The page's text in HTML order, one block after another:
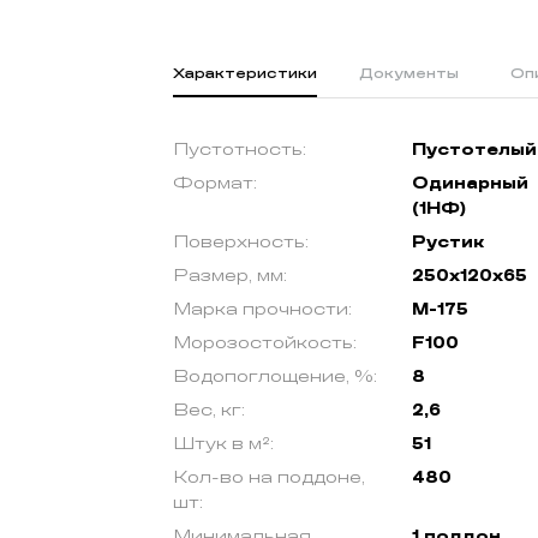
Характеристики Документы
Пустотность:
Пустотелый
Формат:
Одинарный
(1НФ)
Поверхность:
Рустик
Размер, мм:
250х120х65
Марка прочности:
М-175
Морозостойкость:
F100
Водопоглощение, %:
8
Вес, кг:
2,6
Штук в м²:
51
Кол-во на поддоне,
шт:
480